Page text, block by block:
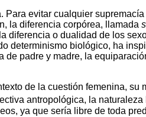
evitar cualquier
la diferencia corpórea, llamada
diferencia o dualidad de los
determinismo biológico, ha
padre y madre, la
de la cuestión femenina,
antropológica, la
ya que sería libre de toda